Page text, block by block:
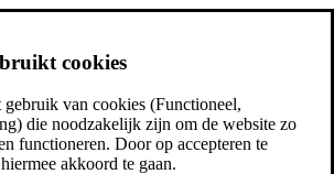
cookies
gebruik van cookies (Functioneel,
die noodzakelijk zijn om de website zo
functioneren. Door op accepteren te
akkoord te gaan.